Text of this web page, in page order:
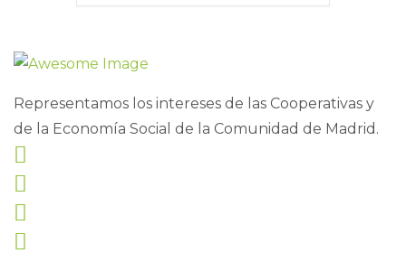
Representamos los intereses de las Cooperativas y
de la Economía Social de la Comunidad de Madrid.